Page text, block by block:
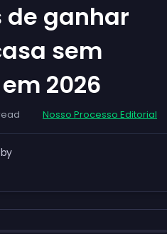
de ganhar
sem
2026
Nosso Processo Editorial
by